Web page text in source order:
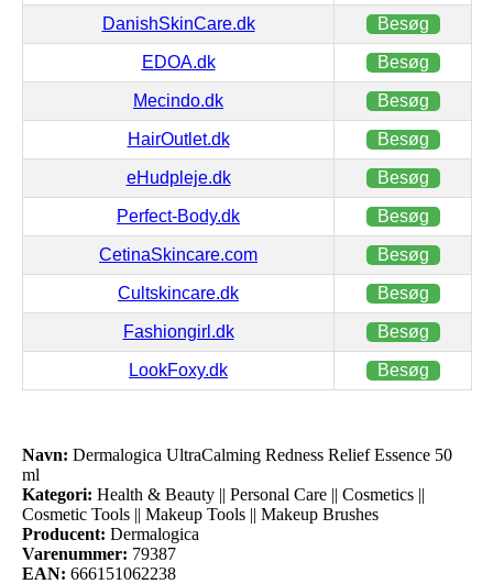
DanishSkinCare.dk Besøg
EDOA.dk Besøg
Mecindo.dk Besøg
HairOutlet.dk Besøg
eHudpleje.dk Besøg
Perfect-Body.dk Besøg
CetinaSkincare.com Besøg
Cultskincare.dk Besøg
Fashiongirl.dk Besøg
LookFoxy.dk Besøg
Navn: Dermalogica UltraCalming Redness Relief Essence 50
ml
Kategori: Health & Beauty || Personal Care || Cosmetics ||
Cosmetic Tools || Makeup Tools || Makeup Brushes
Producent: Dermalogica
Varenummer: 79387
EAN: 666151062238